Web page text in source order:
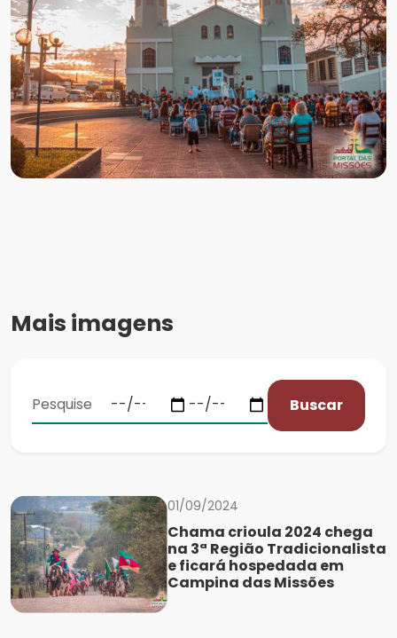
Mais imagens
Buscar
01/09/2024
Chama crioula 2024 chega
na 3ª Região Tradicionalista
e ficará hospedada em
Campina das Missões